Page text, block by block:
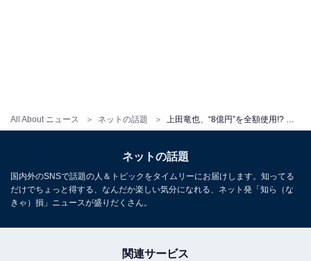
All About ニュース ネットの話題
ネットの話題
国内外のSNSで話題の人＆トピックをタイムリーにお届けします。知ってる
だけでちょっと得する、なんだか楽しい気分になれる、ネット発「知ら（な
きゃ）損」ニュースが盛りだくさん。
関連サービス